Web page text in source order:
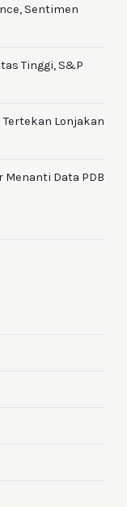
Sentimen
Tinggi, S&P
Tertekan Lonjakan
Menanti Data PDB